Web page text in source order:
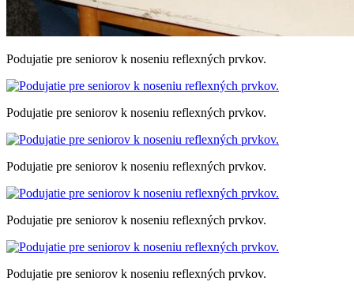
Podujatie pre seniorov k noseniu reflexných prvkov.
Podujatie pre seniorov k noseniu reflexných prvkov.
Podujatie pre seniorov k noseniu reflexných prvkov.
Podujatie pre seniorov k noseniu reflexných prvkov.
Podujatie pre seniorov k noseniu reflexných prvkov.